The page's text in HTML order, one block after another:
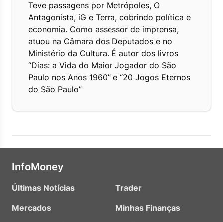
Teve passagens por Metrópoles, O
Antagonista, iG e Terra, cobrindo política e
economia. Como assessor de imprensa,
atuou na Câmara dos Deputados e no
Ministério da Cultura. É autor dos livros
“Dias: a Vida do Maior Jogador do São
Paulo nos Anos 1960” e “20 Jogos Eternos
do São Paulo”
InfoMoney
Últimas Notícias
Mercados
Trader
Minhas Finanças